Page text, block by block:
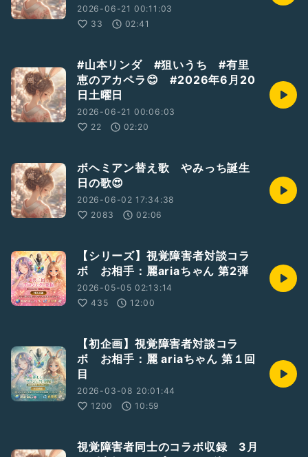
2026-06-21 00:11:03
33
02:41
#山本リンダ #狙いうち #有里
恵のアカペラ😊 #2026年6月20
日土曜日
2026-06-21 00:06:03
22
02:20
ボヘミアン替え歌 やみっち誕生
日の歌😍
2026-06-02 17:34:38
2083
02:06
【シリーズ】視覚障害者対談コラ
ボ お相手：麗ariaちゃん 第2弾
2026-05-05 02:13:14
435
12:00
【初企画】視覚障害者対談コラ
ボ お相手：麗 ariaちゃん 第１回
目
2026-03-08 20:01:44
1200
10:59
視覚障害者同士のコラボ収録 3月